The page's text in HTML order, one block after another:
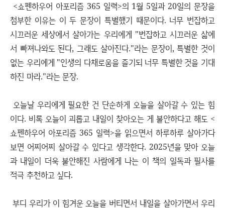
<쇼펜하우어 아포리즘 365 일력>의 1월 5일과 20일의 문장을
첨부한 이유는 이 두 문장이 특별했기 때문이다. 너무 번잡하고
시끄러운 세상에서 살아가는 우리에게 "번잡하고 시끄러운 삶에
서 빠져나와도 된다, 그래도 살아진다."라는 문장이, 특별한 것이
없는 우리에게 "인생의 다채로움을 즐기되 너무 특별한 것을 기대
하진 마라."라는 문장.
오늘날 우리에게 필요한 건 단순하게 오늘을 살아갈 수 있는 힘
이다. 비록 오늘이 괴롭고 내일이 찾아오는 게 불안하다고 해도 <
쇼펜하우어 아포리즘 365 일력>을 읽으면서 하루하루 살아가다
보면 어찌어찌 살아갈 수 있다고 생각한다. 2025년을 맞아 오늘
과 내일이 더욱 불안해진 사람에게 나는 이 책의 일독과 필사를
적극 추천하고 싶다.
부디 우리가 이 힘겨운 오늘을 버티면서 내일을 살아가면서 우리